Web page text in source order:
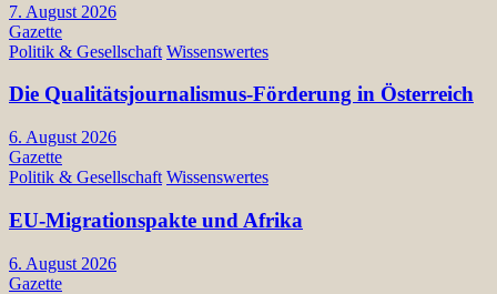
7. August 2026
Gazette
Politik & Gesellschaft Wissenswertes
Die Qualitätsjournalismus-Förderung in Österreich
6. August 2026
Gazette
Politik & Gesellschaft Wissenswertes
EU-Migrationspakte und Afrika
6. August 2026
Gazette